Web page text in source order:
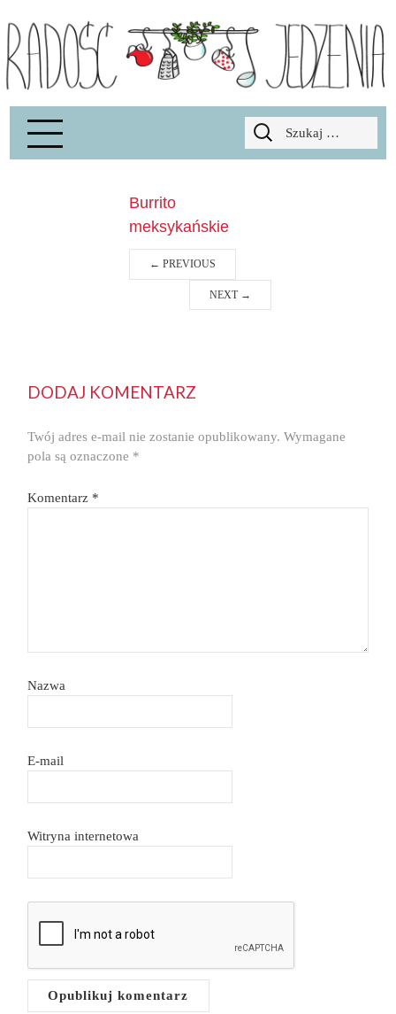
Radość Jedzenia – blog kulinarny
Szukaj:
Burrito
meksykańskie
← PREVIOUS
NEXT →
DODAJ KOMENTARZ
Twój adres e-mail nie zostanie opublikowany. Wymagane
pola są oznaczone *
Komentarz *
Nazwa
E-mail
Witryna internetowa